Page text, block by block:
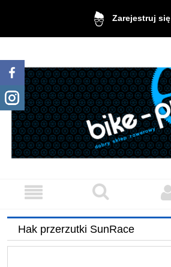
Zarejestruj się
Hak przerzutki SunRace